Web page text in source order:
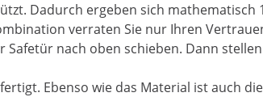
Dadurch ergeben sich mathematisch
verraten Sie nur Ihren
nach oben schieben. Dann
Ebenso wie das Material ist auch